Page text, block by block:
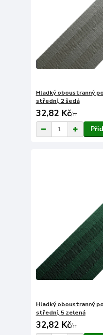
Hladký oboustranný
střední, 2 šedá
32,82 Kč/m
Hladký oboustranný
střední, 5 zelená
32,82 Kč/m